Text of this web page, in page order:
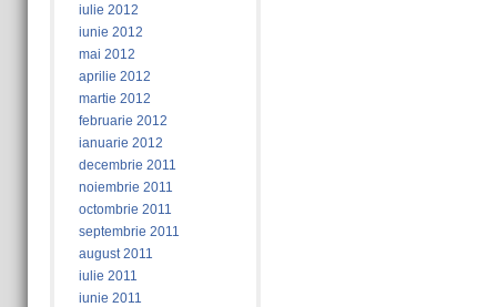
iulie 2012
iunie 2012
mai 2012
aprilie 2012
martie 2012
februarie 2012
ianuarie 2012
decembrie 2011
noiembrie 2011
octombrie 2011
septembrie 2011
august 2011
iulie 2011
iunie 2011